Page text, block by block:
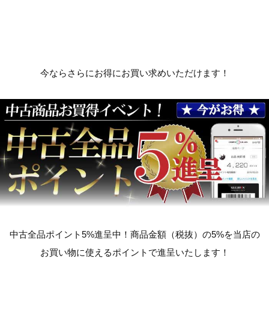
今ならさらにお得にお買い求めいただけます！
中古全品ポイント5%進呈中！商品金額（税抜）の5%を当店の
お買い物に使えるポイントで進呈いたします！